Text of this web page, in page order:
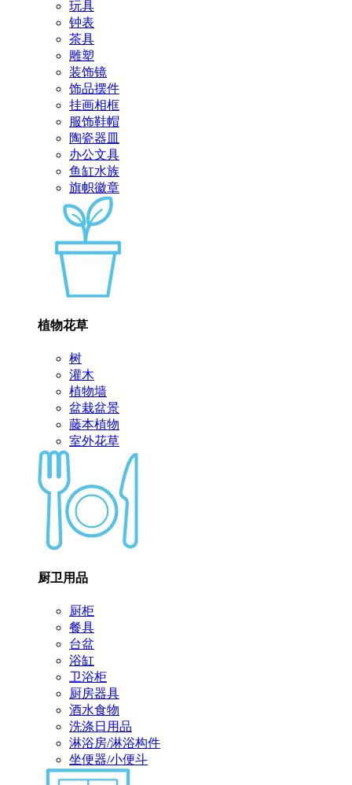
玩具
钟表
茶具
雕塑
装饰镜
饰品摆件
挂画相框
服饰鞋帽
陶瓷器皿
办公文具
鱼缸水族
旗帜徽章
植物花草
树
灌木
植物墙
盆栽盆景
藤本植物
室外花草
厨卫用品
厨柜
餐具
台盆
浴缸
卫浴柜
厨房器具
酒水食物
洗涤日用品
淋浴房/淋浴构件
坐便器/小便斗